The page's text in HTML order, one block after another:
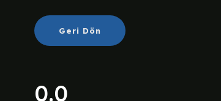
Geri Dön
0.0